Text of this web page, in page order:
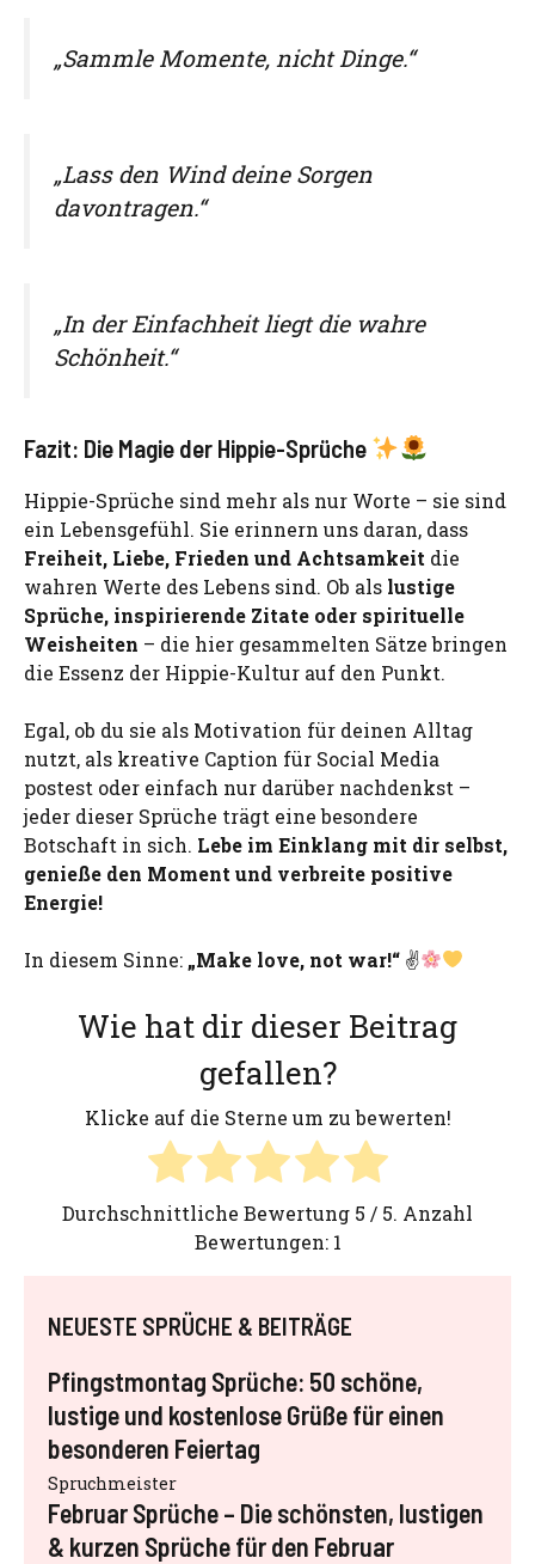
„Sammle Momente, nicht Dinge.“
„Lass den Wind deine Sorgen
davontragen.“
„In der Einfachheit liegt die wahre
Schönheit.“
Fazit: Die Magie der Hippie-Sprüche
Hippie-Sprüche sind mehr als nur Worte – sie sind
ein Lebensgefühl. Sie erinnern uns daran, dass
Freiheit, Liebe, Frieden und Achtsamkeit die
wahren Werte des Lebens sind. Ob als lustige
Sprüche, inspirierende Zitate oder spirituelle
Weisheiten – die hier gesammelten Sätze bringen
die Essenz der Hippie-Kultur auf den Punkt.
Egal, ob du sie als Motivation für deinen Alltag
nutzt, als kreative Caption für Social Media
postest oder einfach nur darüber nachdenkst –
jeder dieser Sprüche trägt eine besondere
Botschaft in sich. Lebe im Einklang mit dir selbst,
genieße den Moment und verbreite positive
Energie!
In diesem Sinne: „Make love, not war!“ ✌
Wie hat dir dieser Beitrag
gefallen?
Klicke auf die Sterne um zu bewerten!
Durchschnittliche Bewertung 5 / 5. Anzahl
Bewertungen: 1
NEUESTE SPRÜCHE & BEITRÄGE
Pfingstmontag Sprüche: 50 schöne,
lustige und kostenlose Grüße für einen
besonderen Feiertag
Spruchmeister
Februar Sprüche – Die schönsten, lustigen
& kurzen Sprüche für den Februar